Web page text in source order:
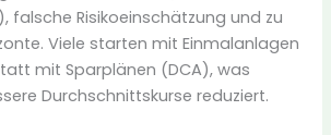
falsche Risikoeinschätzung und zu
Viele starten mit Einmalanlagen
mit Sparplänen (DCA), was
Durchschnittskurse reduziert.